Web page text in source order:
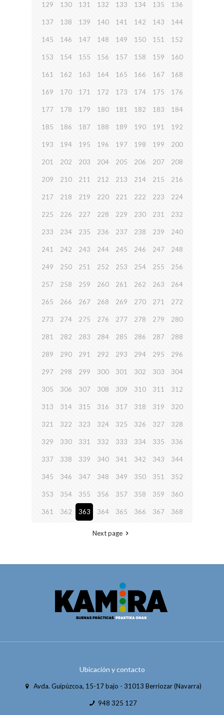
129 130 131 132 133 134 135 136
137 138 139 140 141 142 143 144
145 146 147 148 149 150 151 152
153 154 155 156 157 158 159 160
161 162 163 164 165 166 167 168
169 170 171 172 173 174 175 176
177 178 179 180 181 182 183 184
185 186 187 188 189 190 191 192
193 194 195 196 197 198 199 200
201 202 203 204 205 206 207 208
209 210 211 212 213 214 215 216
217 218 219 220 221 222 223 224
225 226 227 228 229 230 231 232
233 234 235 236 237 238 239 240
241 242 243 244 245 246 247 248
249 250 251 252 253 254 255 256
257 258 259 260 261 262 263 264
265 266 267 268 269 270 271 272
273 274 275 276 277 278 279 280
281 282 283 284 285 286 287 288
289 290 291 292 293 294 295 296
297 298 299 300 301 302 303 304
305 306 307 308 309 310 311 312
313 314 315 316 317 318 319 320
321 322 323 324 325 326 327 328
329 330 331 332 333 334 335 336
337 338 339 340 341 342 343 344
345 346 347 348 349 350 351 352
353 354 355 356 357 358 359 360
361 362 363 364 365 366 367 368
Next page
Ubicación y contacto
Avda. Guipúzcoa, 15-17 bajo - 31013 Berriozar (Navarra)
948 325 127